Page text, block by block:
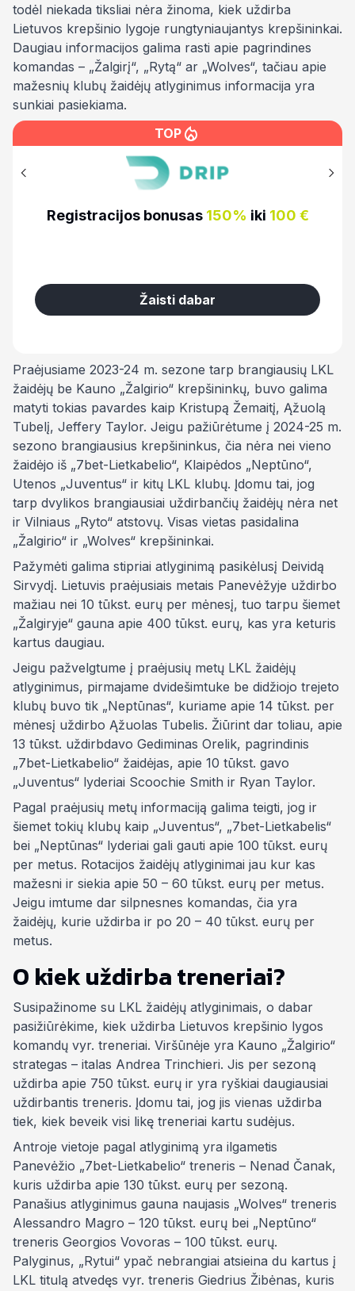
todėl niekada tiksliai nėra žinoma, kiek uždirba
Lietuvos krepšinio lygoje rungtyniaujantys krepšininkai.
Daugiau informacijos galima rasti apie pagrindines
komandas – „Žalgirį“, „Rytą“ ar „Wolves“, tačiau apie
mažesnių klubų žaidėjų atlyginimus informacija yra
sunkiai pasiekiama.
TOP
Registracijos bonusas 100% iki 500€
Žaisti dabar
Praėjusiame 2023-24 m. sezone tarp brangiausių LKL
žaidėjų be Kauno „Žalgirio“ krepšininkų, buvo galima
matyti tokias pavardes kaip Kristupą Žemaitį, Ąžuolą
Tubelį, Jeffery Taylor. Jeigu pažiūrėtume į 2024-25 m.
sezono brangiausius krepšininkus, čia nėra nei vieno
žaidėjo iš „7bet-Lietkabelio“, Klaipėdos „Neptūno“,
Utenos „Juventus“ ir kitų LKL klubų. Įdomu tai, jog
tarp dvylikos brangiausiai uždirbančių žaidėjų nėra net
ir Vilniaus „Ryto“ atstovų. Visas vietas pasidalina
„Žalgirio“ ir „Wolves“ krepšininkai.
Pažymėti galima stipriai atlyginimą pasikėlusį Deividą
Sirvydį. Lietuvis praėjusiais metais Panevėžyje uždirbo
mažiau nei 10 tūkst. eurų per mėnesį, tuo tarpu šiemet
„Žalgiryje“ gauna apie 400 tūkst. eurų, kas yra keturis
kartus daugiau.
Jeigu pažvelgtume į praėjusių metų LKL žaidėjų
atlyginimus, pirmajame dvidešimtuke be didžiojo trejeto
klubų buvo tik „Neptūnas“, kuriame apie 14 tūkst. per
mėnesį uždirbo Ąžuolas Tubelis. Žiūrint dar toliau, apie
13 tūkst. uždirbdavo Gediminas Orelik, pagrindinis
„7bet-Lietkabelio“ žaidėjas, apie 10 tūkst. gavo
„Juventus“ lyderiai Scoochie Smith ir Ryan Taylor.
Pagal praėjusių metų informaciją galima teigti, jog ir
šiemet tokių klubų kaip „Juventus“, „7bet-Lietkabelis“
bei „Neptūnas“ lyderiai gali gauti apie 100 tūkst. eurų
per metus. Rotacijos žaidėjų atlyginimai jau kur kas
mažesni ir siekia apie 50 – 60 tūkst. eurų per metus.
Jeigu imtume dar silpnesnes komandas, čia yra
žaidėjų, kurie uždirba ir po 20 – 40 tūkst. eurų per
metus.
O kiek uždirba treneriai?
Susipažinome su LKL žaidėjų atlyginimais, o dabar
pasižiūrėkime, kiek uždirba Lietuvos krepšinio lygos
komandų vyr. treneriai. Viršūnėje yra Kauno „Žalgirio“
strategas – italas Andrea Trinchieri. Jis per sezoną
uždirba apie 750 tūkst. eurų ir yra ryškiai daugiausiai
uždirbantis treneris. Įdomu tai, jog jis vienas uždirba
tiek, kiek beveik visi likę treneriai kartu sudėjus.
Antroje vietoje pagal atlyginimą yra ilgametis
Panevėžio „7bet-Lietkabelio“ treneris – Nenad Čanak,
kuris uždirba apie 130 tūkst. eurų per sezoną.
Panašius atlyginimus gauna naujasis „Wolves“ treneris
Alessandro Magro – 120 tūkst. eurų bei „Neptūno“
treneris Georgios Vovoras – 100 tūkst. eurų.
Palyginus, „Rytui“ ypač nebrangiai atsieina du kartus į
LKL titulą atvedęs vyr. treneris Giedrius Žibėnas, kuris